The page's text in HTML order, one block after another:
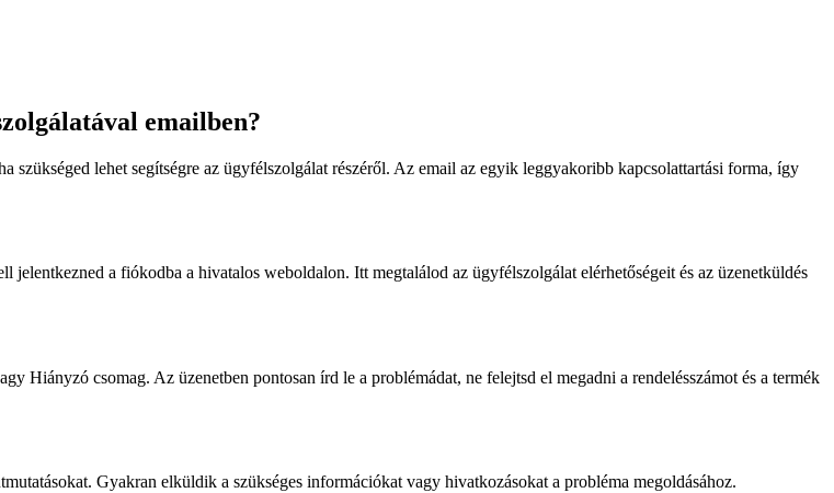
emailben?
lehet segítségre az ügyfélszolgálat részéről. Az email az egyik leggyakoribb kapcsolattartási forma, így
a fiókodba a hivatalos weboldalon. Itt megtalálod az ügyfélszolgálat elérhetőségeit és az üzenetküldés
Hiányzó csomag. Az üzenetben pontosan írd le a problémádat, ne felejtsd el megadni a rendelésszámot és a termék
Gyakran elküldik a szükséges információkat vagy hivatkozásokat a probléma megoldásához.